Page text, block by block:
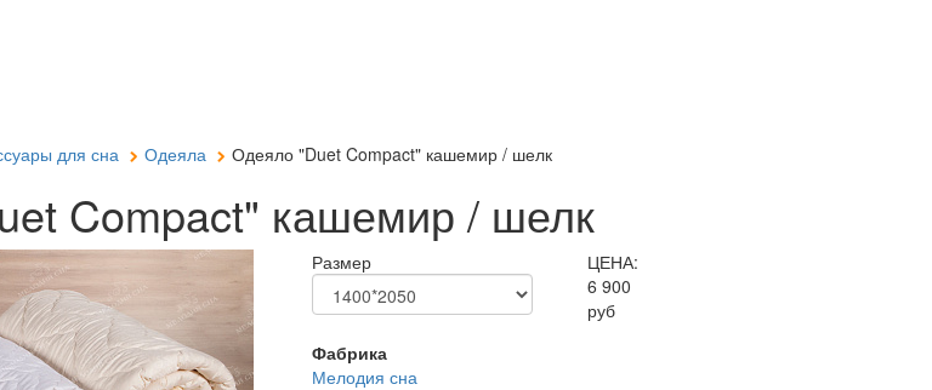
для сна Одеяла Одеяло "Duet Compact" кашемир / шелк
Compact" кашемир / шелк
Размер
ЦЕНА:
6 900
руб
Фабрика
Мелодия сна